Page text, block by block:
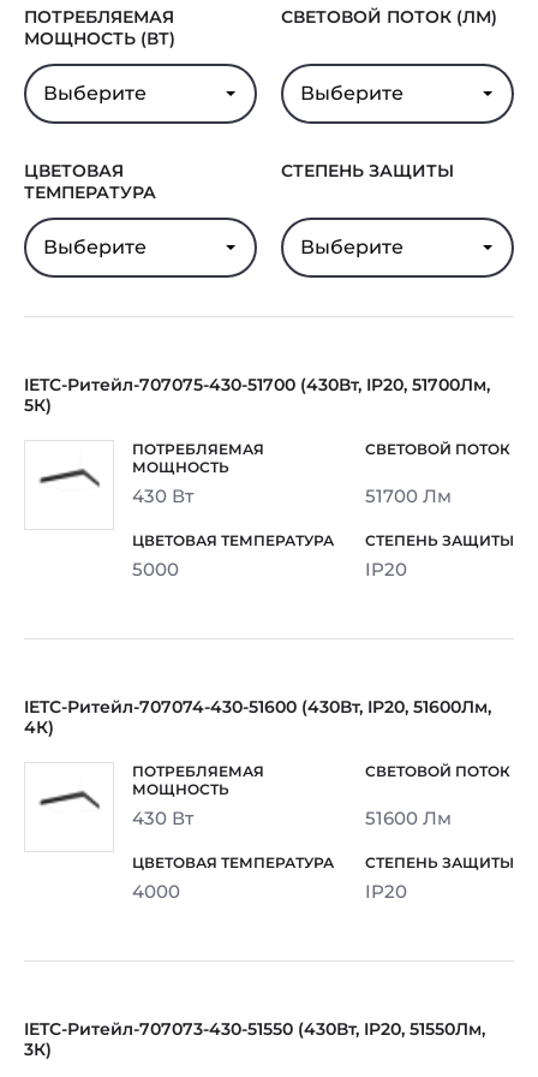
ПОТРЕБЛЯЕМАЯ
МОЩНОСТЬ (ВТ)
Выберите
СВЕТОВОЙ ПОТОК (ЛМ)
Выберите
ЦВЕТОВАЯ
ТЕМПЕРАТУРА
Выберите
СТЕПЕНЬ ЗАЩИТЫ
Выберите
IETC-Ритейл-707075-430-51700 (430Вт, IP20, 51700Лм,
5К)
430 Вт 51700 Лм
5000 IP20
IETC-Ритейл-707074-430-51600 (430Вт, IP20, 51600Лм,
4К)
430 Вт 51600 Лм
4000 IP20
IETC-Ритейл-707073-430-51550 (430Вт, IP20, 51550Лм,
3К)